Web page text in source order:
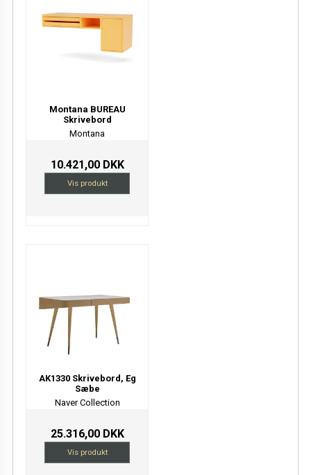
Montana BUREAU
Skrivebord
Montana
10.421,00 DKK
Vis produkt
AK1330 Skrivebord, Eg
Sæbe
Naver Collection
25.316,00 DKK
Vis produkt